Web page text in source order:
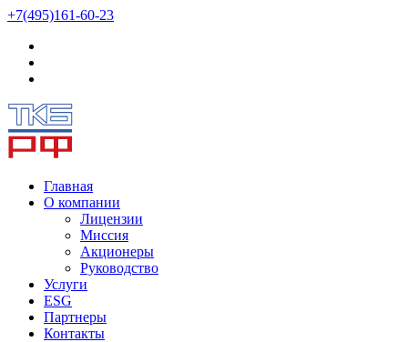
+7(495)161-60-23
Главная
О компании
Лицензии
Миссия
Акционеры
Руководство
Услуги
ESG
Партнеры
Контакты